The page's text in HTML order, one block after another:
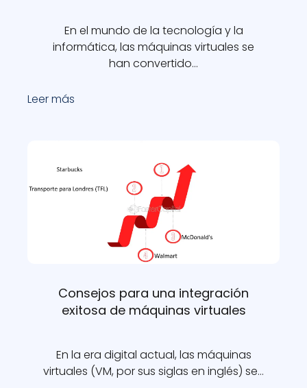
En el mundo de la tecnología y la
informática, las máquinas virtuales se
han convertido…
Leer más
Consejos para una integración
exitosa de máquinas virtuales
En la era digital actual, las máquinas
virtuales (VM, por sus siglas en inglés) se…